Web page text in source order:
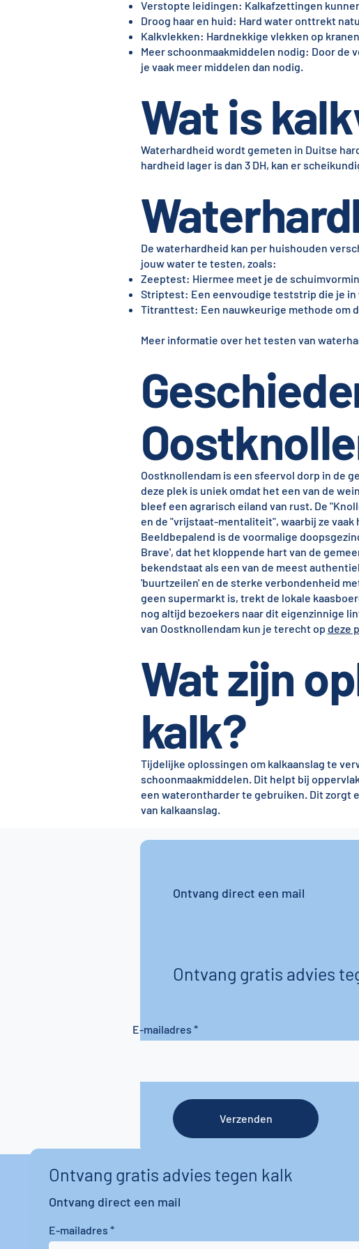
Verstopte leidingen: Kalkafzettingen
Droog haar en huid: Hard water onttrekt
Kalkvlekken: Hardnekkige vlekken op
Meer schoonmaakmiddelen nodig: Door
je vaak meer middelen dan nodig.
Wat is
Waterhardheid wordt gemeten in Duitse
hardheid lager is dan 3 DH, kan er
De waterhardheid kan per huishouden
jouw water te testen, zoals:
Zeeptest: Hiermee meet je de
Striptest: Een eenvoudige teststrip die je
Titranttest: Een nauwkeurige methode om
Meer informatie over het testen van
Oostknollendam is een sfeervol dorp in de
deze plek is uniek omdat het een van de
bleef een agrarisch eiland van rust. De
en de "vrijstaat-mentaliteit", waarbij ze
Beeldbepalend is de voormalige
Brave', dat het kloppende hart van de
bekendstaat als een van de meest
'buurtzeilen' en de sterke verbondenheid
geen supermarkt is, trekt de lokale
nog altijd bezoekers naar dit eigenzinnige
van Oostknollendam kun je terecht op deze
Wat zijn
kalk?
Tijdelijke oplossingen om kalkaanslag te
schoonmaakmiddelen. Dit helpt bij
een waterontharder te gebruiken. Dit zorgt
van kalkaanslag.
Ontvang gratis advies
Ontvang direct een mail
E-mailadres
Verzenden
Ontvang gratis advies tegen kalk
Ontvang direct een mail
E-mailadres